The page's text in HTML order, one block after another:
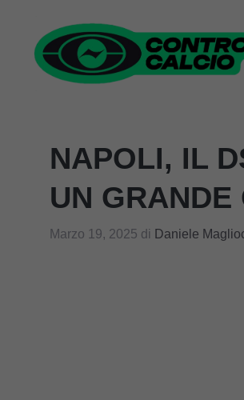
contenuto
NAPOLI, IL
UN GRANDE
Marzo 19, 2025 di Daniele